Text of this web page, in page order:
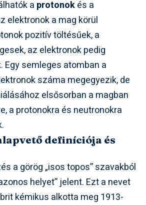
a protonokés a
elektronok a mag körül
pozitív töltésűek, a
az elektronok pedig
Egy semleges atomban a
száma megegyezik, de
elsősorban a magban
a protonokra és neutronokra
definíciója és
a görög „isos topos” szavakból
helyet” jelent. Ezt a nevet
kémikus alkotta meg 1913-